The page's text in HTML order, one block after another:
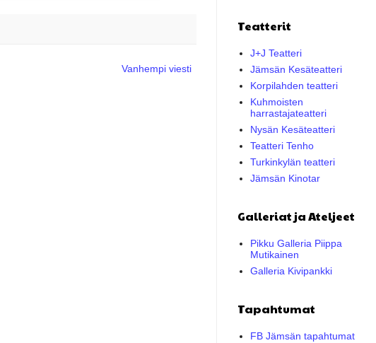
Vanhempi viesti
Teatterit
J+J Teatteri
Jämsän Kesäteatteri
Korpilahden teatteri
Kuhmoisten
harrastajateatteri
Nysän Kesäteatteri
Teatteri Tenho
Turkinkylän teatteri
Jämsän Kinotar
Galleriat ja Ateljeet
Pikku Galleria Piippa
Mutikainen
Galleria Kivipankki
Tapahtumat
FB Jämsän tapahtumat